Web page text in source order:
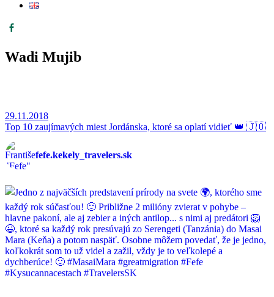
Wadi Mujib
29.11.2018
Top 10 zaujímavých miest Jordánska, ktoré sa oplatí vidieť 👑 🇯🇴
fefe.kekely_travelers.sk